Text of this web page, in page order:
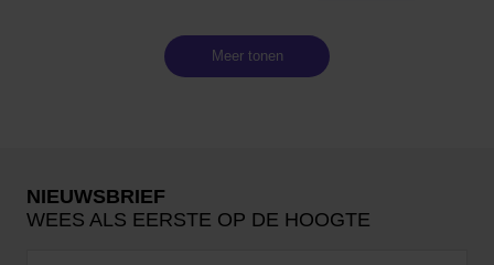
Meer tonen
NIEUWSBRIEF
WEES ALS EERSTE OP DE HOOGTE